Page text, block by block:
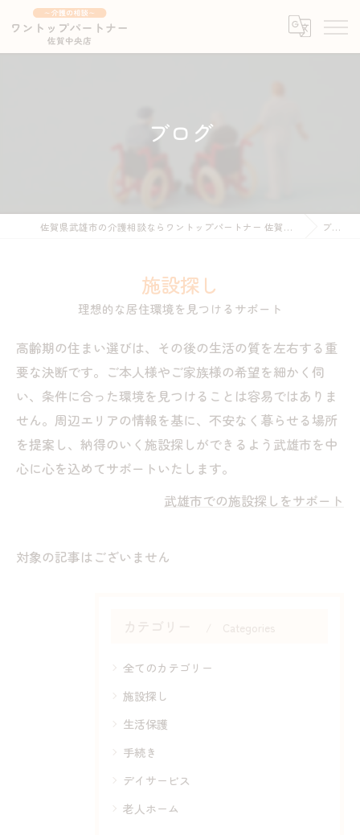
ブログ
佐賀県武雄市の介護相談ならワントップパートナー 佐賀中央店 ～介護の相談～ ブログ
施設探し
理想的な居住環境を見つけるサポート
高齢期の住まい選びは、その後の生活の質を左右する重
要な決断です。ご本人様やご家族様の希望を細かく伺
い、条件に合った環境を見つけることは容易ではありま
せん。周辺エリアの情報を基に、不安なく暮らせる場所
を提案し、納得のいく施設探しができるよう武雄市を中
心に心を込めてサポートいたします。
武雄市での施設探しをサポート
対象の記事はございません
カテゴリー Categories
全てのカテゴリー
施設探し
生活保護
手続き
デイサービス
老人ホーム